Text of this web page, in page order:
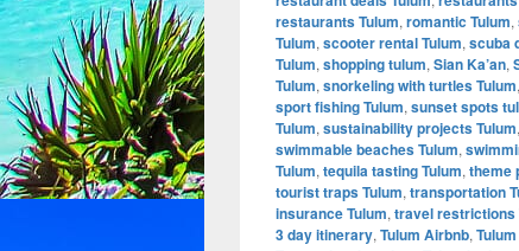
restaurants Tulum, romantic Tulum,
Tulum, scooter rental Tulum, scuba
Tulum, shopping tulum, Sian Ka’an,
Tulum, snorkeling with turtles Tulum,
sport fishing Tulum, sunset spots
Tulum, sustainability projects Tulum,
swimmable beaches Tulum,
Tulum, tequila tasting Tulum, theme
tourist traps Tulum, transportation
insurance Tulum, travel restrictions
3 day itinerary, Tulum Airbnb,